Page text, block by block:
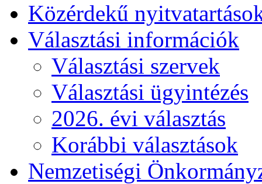
Közérdekű
Választási információk
Választási szervek
Választási ügyintézés
2026. évi választás
Korábbi választások
Nemzetiségi